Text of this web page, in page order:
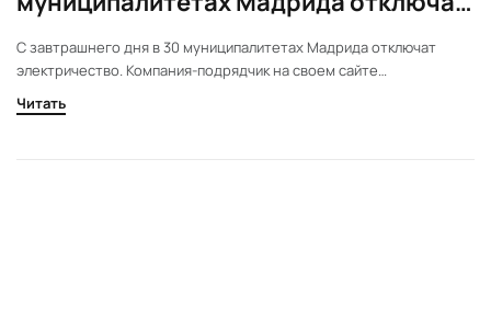
электричество
С завтрашнего дня в 30 муниципалитетах Мадрида отключат
электричество. Компания-подрядчик на своем сайте
проинформировала жителей, что в период с 25 по 31 марта будут
производиться работы по обслуживанию и модернизации линий
Читать